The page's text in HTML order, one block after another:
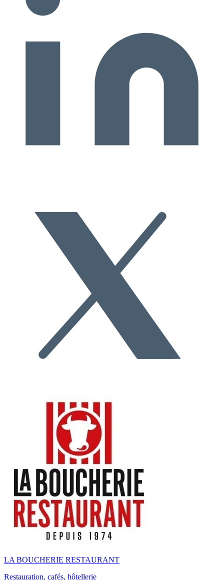
LA BOUCHERIE RESTAURANT
Restauration, cafés, hôtellerie